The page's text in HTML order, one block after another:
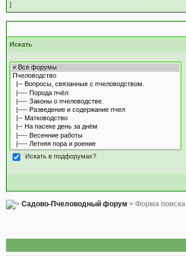
]
Искать
Искать в подфорумах?
Садово-Пчеловодный форум > Форма поиска